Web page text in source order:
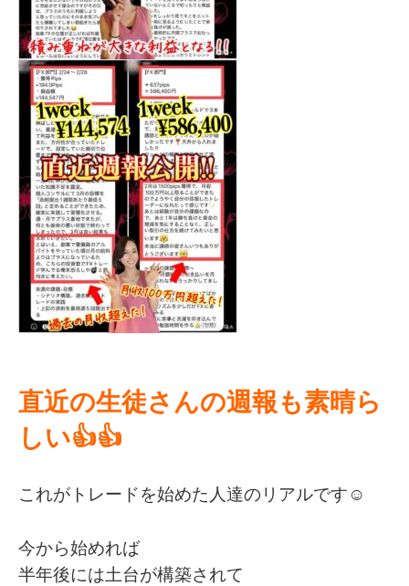
直近の生徒さんの週報も素晴ら
しい👍👍
これがトレードを始めた人達のリアルです☺️
今から始めれば
半年後には土台が構築されて